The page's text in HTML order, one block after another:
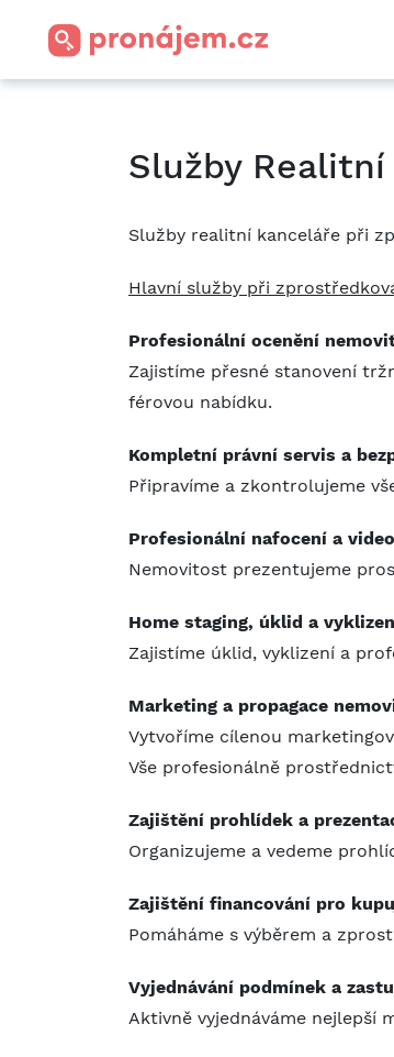
Služby
Služby realitní kanceláře při
Hlavní služby při
Profesionální ocenění
Zajistíme přesné stanovení
férovou nabídku.
Kompletní právní servis a
Připravíme a zkontrolujeme
Profesionální nafocení a
Nemovitost prezentujeme
Home staging, úklid a
Zajistíme úklid, vyklizení a
Marketing a propagace
Vytvoříme cílenou
Vše profesionálně
Zajištění prohlídek a
Organizujeme a vedeme
Zajištění financování pro
Pomáháme s výběrem a
Vyjednávání podmínek a
Aktivně vyjednáváme nejlepší